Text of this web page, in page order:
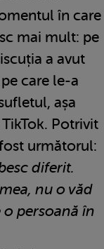
în care
mai mult: pe
a avut
care le-a
așa
Potrivit
următorul:
diferit.
nu o văd
o persoană în